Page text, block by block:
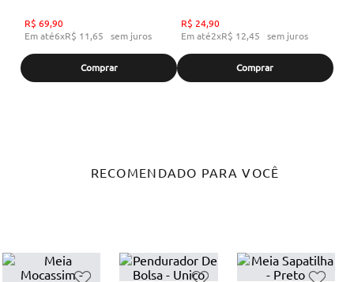
R$ 69,90
Em até6xR$ 11,65 sem juros
Comprar
R$ 24,90
Em até2xR$ 12,45 sem juros
Comprar
RECOMENDADO PARA VOCÊ